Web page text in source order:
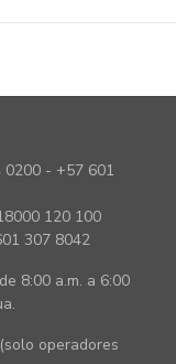
0200 - +57 601
120 100
307 8042
8:00 a.m. a 6:00
operadores